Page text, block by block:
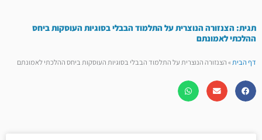
תגית: הצנזורה הנוצרית על התלמוד הבבלי בסוגיות העוסקות ביחס
ההלכתי לאמונתם
דף הבית»הצנזורה הנוצרית על התלמוד הבבלי בסוגיות העוסקות ביחס ההלכתי לאמונתם